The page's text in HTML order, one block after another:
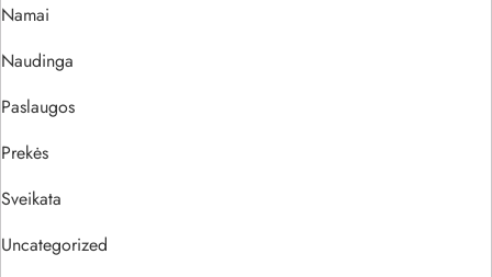
Namai
Naudinga
Paslaugos
Prekės
Sveikata
Uncategorized